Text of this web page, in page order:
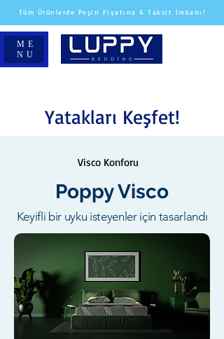
ME
NU
Tüm Ürünlerde Peşin Fiyatına 6 Taksit İmkanı!
Yatakları Keşfet!
Visco Konforu
Poppy Visco
Keyifli bir uyku isteyenler için tasarlandı